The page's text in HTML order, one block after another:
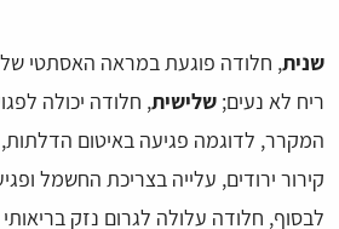
שנית, חלודה פוגעת במראה האסתטי של
ריח לא נעים; שלישית, חלודה יכולה
המקרר, לדוגמה פגיעה באיטום הדלתות,
קירור ירודים, עלייה בצריכת החשמל
לבסוף, חלודה עלולה לגרום נזק